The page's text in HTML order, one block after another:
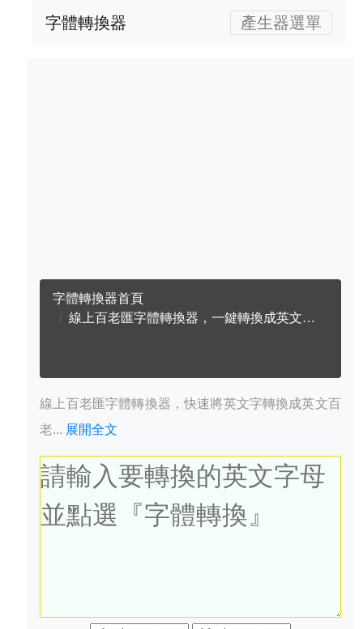
字體轉換器 產生器選單
字體轉換器首頁
線上百老匯字體轉換器，一鍵轉換成英文百老匯字體
線上百老匯字體轉換器，快速將英文字轉換成英文百
老... 展開全文